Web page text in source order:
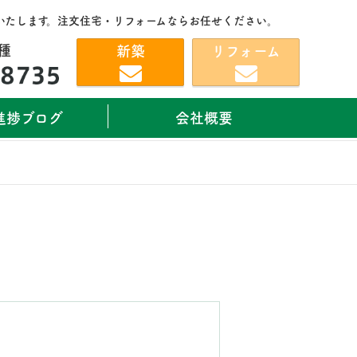
します。注文住宅・リフォームならお任せください。
新築 リフォーム
捗ブログ 会社概要